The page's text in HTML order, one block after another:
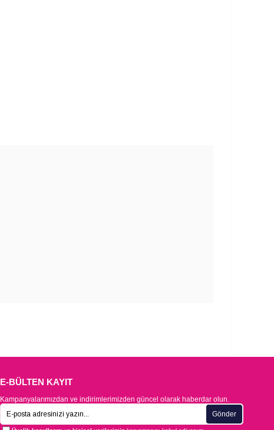
E-BÜLTEN KAYIT
Kampanyalarımızdan ve indirimlerimizden güncel olarak haberdar olun.
Gönder